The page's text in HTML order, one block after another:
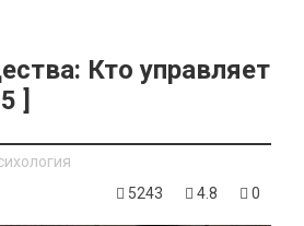
Кто управляет
]
5243 4.8 0